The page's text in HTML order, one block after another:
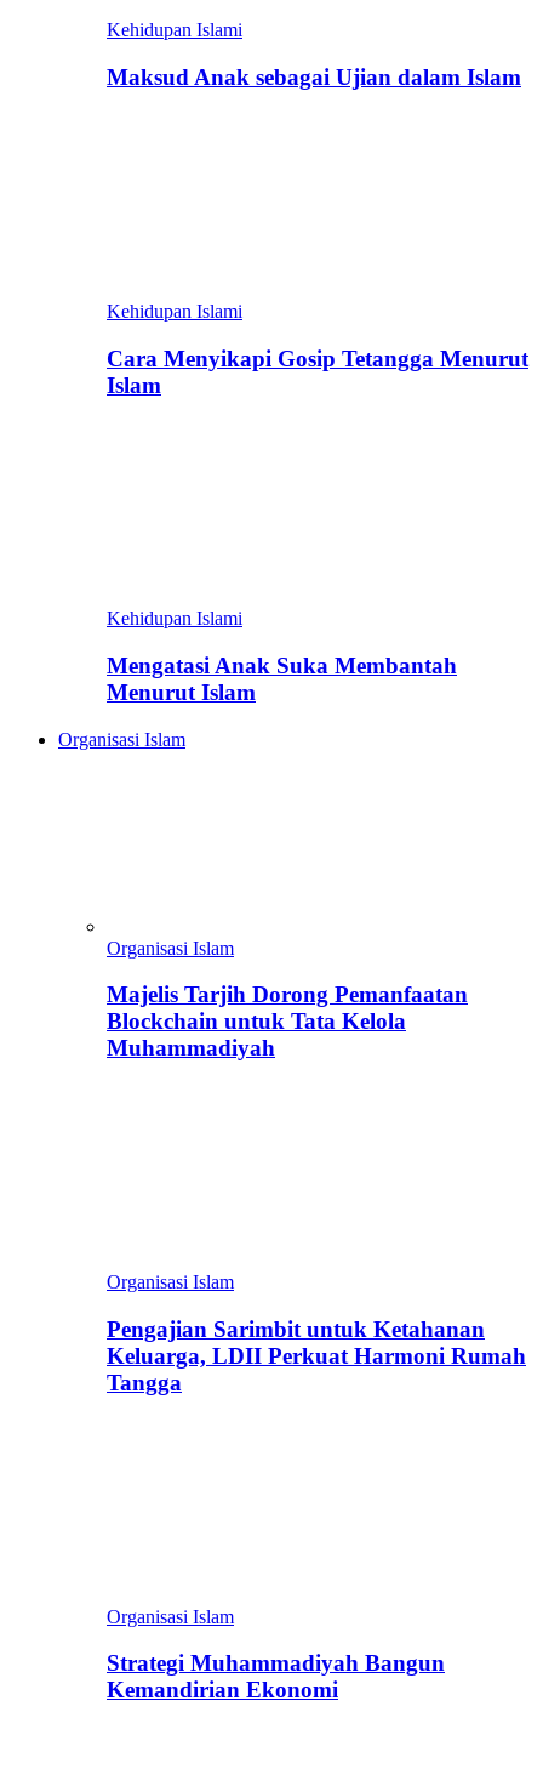
Kehidupan Islami
Maksud Anak sebagai Ujian dalam Islam
Kehidupan Islami
Cara Menyikapi Gosip Tetangga Menurut
Islam
Kehidupan Islami
Mengatasi Anak Suka Membantah
Menurut Islam
Organisasi Islam
Organisasi Islam
Majelis Tarjih Dorong Pemanfaatan
Blockchain untuk Tata Kelola
Muhammadiyah
Organisasi Islam
Pengajian Sarimbit untuk Ketahanan
Keluarga, LDII Perkuat Harmoni Rumah
Tangga
Organisasi Islam
Strategi Muhammadiyah Bangun
Kemandirian Ekonomi